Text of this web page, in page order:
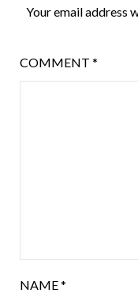
Your email address
COMMENT *
NAME*